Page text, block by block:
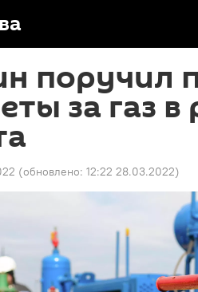
поручил
за газ
(обновлено: 12:22 28.03.2022)